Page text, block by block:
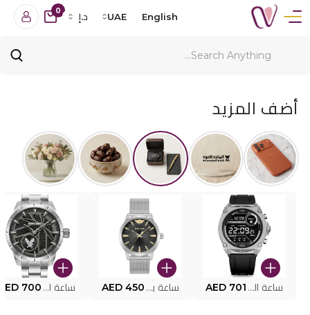
English
UAE د.إ
0
أضف المزيد
ساعة البوليس الذكية MY.AVATAR PEIUN0000101 AED 701 ساعة بوليس للرجال PEWJG0005002 AED 450 ساعة البوليس PEWJG2227302 700